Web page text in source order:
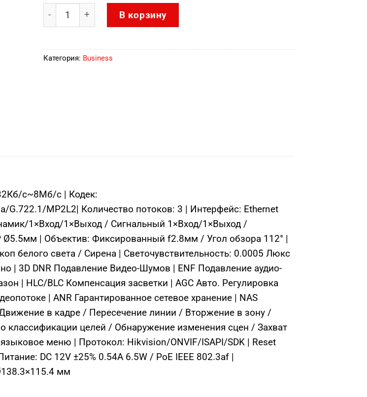
Количество товара DS-2CD2347G2-LSU/SL(C) (2.8mm)
В корзину
Категория: Business
с~8Мб/с | Кодек:
MP2L2| Количество потоков: 3 | Интерфейс: Ethernet
1×Вход/1×Выход / Сигнальный 1×Вход/1×Выход /
Ø5.5мм | Объектив: Фиксированный f2.8мм / Угол обзора 112° |
белого света / Сирена | Светочувствительность: 0.0005 Люкс
| 3D DNR Подавление Видео-Шумов | ENF Подавление аудио-
| HLC/BLC Компенсация засветки | AGC Авто. Регулировка
| ANR Гарантированное сетевое хранение | NAS
в кадре / Пересечение линии / Вторжение в зону /
целей / Обнаружение изменения сцен / Захват
меню | Протокол: Hikvision/ONVIF/ISAPI/SDK | Reset
DC 12V ±25% 0.54A 6.5W / PoE IEEE 802.3af |
мм